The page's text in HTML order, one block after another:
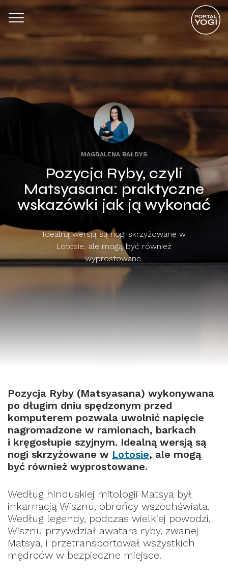
MAGDALENA BAŁDYS
Pozycja Ryby, czyli
Matsyasana: praktyczne
wskazówki jak ją wykonać
Idealną wersją są nogi skrzyżowane w
Lotosie, ale mogą być również
wyprostowane.
Pozycja Ryby (Matsyasana) wykonywana
po długim dniu spędzonym przed
komputerem pozwala uwolnić napięcie
nagromadzone w ramionach, barkach
i kręgosłupie szyjnym. Idealną wersją są
nogi skrzyżowane w Lotosie, ale mogą
być również wyprostowane.
Według hinduskiej mitologii Matsya był
inkarnacją Wisznu, obrońcy wszechświata.
Według legendy, podczas wielkiej powodzi,
Wisznu przywdział awatara ryby, zwanej
Matsya, i przetransportował wszystkich
mędrców w bezpieczne miejsce.